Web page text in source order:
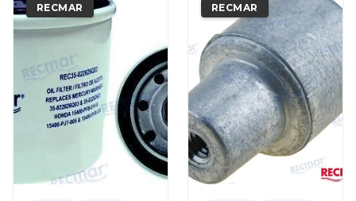
RECMAR RECMAR